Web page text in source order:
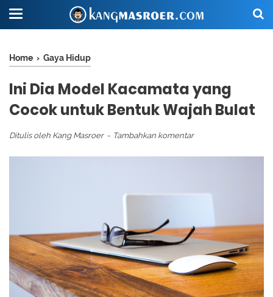
Home › Gaya Hidup
Ini Dia Model Kacamata yang
Cocok untuk Bentuk Wajah Bulat
Ditulis oleh Kang Masroer Tambahkan komentar